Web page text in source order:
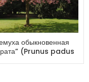
обыкновенная
(Prunus padus